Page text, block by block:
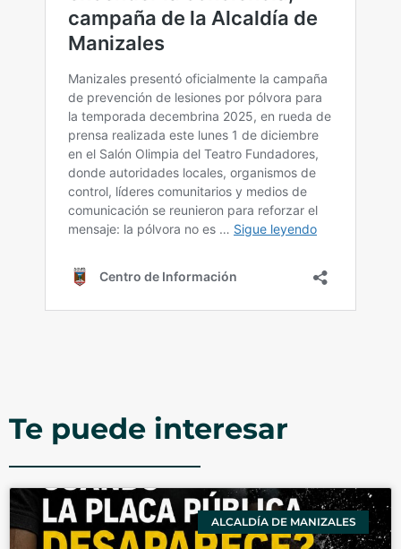
Te puede interesar
ALCALDÍA DE MANIZALES